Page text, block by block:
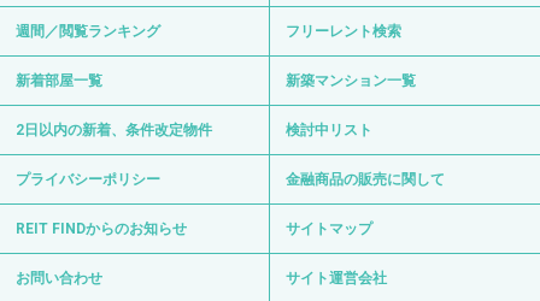
週間／閲覧ランキング フリーレント検索
新着部屋一覧 新築マンション一覧
2日以内の新着、条件改定物件 検討中リスト
プライバシーポリシー 金融商品の販売に関して
REIT FINDからのお知らせ サイトマップ
お問い合わせ サイト運営会社